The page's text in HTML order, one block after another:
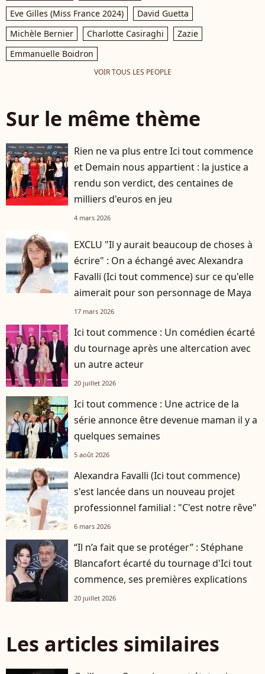
Eve Gilles (Miss France 2024)
David Guetta
Michèle Bernier
Charlotte Casiraghi
Zazie
Emmanuelle Boidron
VOIR TOUS LES PEOPLE
Sur le même thème
Rien ne va plus entre Ici tout commence
et Demain nous appartient : la justice a
rendu son verdict, des centaines de
milliers d'euros en jeu
4 mars 2026
EXCLU "Il y aurait beaucoup de choses à
écrire" : On a échangé avec Alexandra
Favalli (Ici tout commence) sur ce qu'elle
aimerait pour son personnage de Maya
17 mars 2026
Ici tout commence : Un comédien écarté
du tournage après une altercation avec
un autre acteur
20 juillet 2026
Ici tout commence : Une actrice de la
série annonce être devenue maman il y a
quelques semaines
5 août 2026
Alexandra Favalli (Ici tout commence)
s'est lancée dans un nouveau projet
professionnel familial : "C'est notre rêve"
6 mars 2026
“Il n’a fait que se protéger” : Stéphane
Blancafort écarté du tournage d'Ici tout
commence, ses premières explications
20 juillet 2026
Les articles similaires